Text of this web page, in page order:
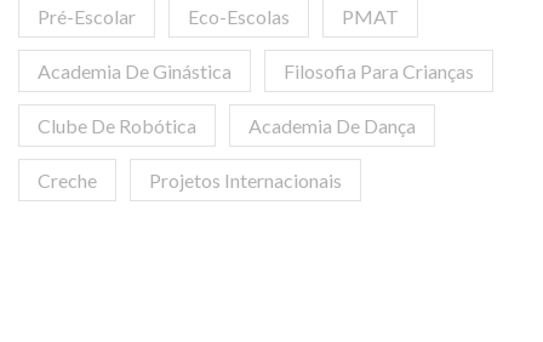
Pré-Escolar Eco-Escolas PMAT
Academia De Ginástica Filosofia Para Crianças
Clube De Robótica Academia De Dança
Creche Projetos Internacionais